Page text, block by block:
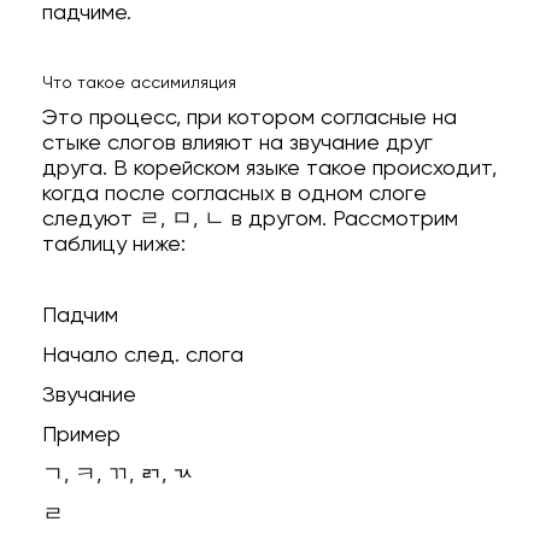
падчиме.
Что такое ассимиляция
Это процесс, при котором согласные на
стыке слогов влияют на звучание друг
друга. В корейском языке такое происходит,
когда после согласных в одном слоге
следуют ㄹ, ㅁ, ㄴ в другом. Рассмотрим
таблицу ниже:
Падчим
Начало след. слога
Звучание
Пример
ㄱ, ㅋ, ㄲ, ㄺ, ㄳ
ㄹ